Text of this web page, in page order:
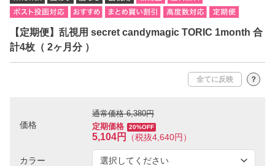
【定期便】乱視用 secret candymagic TORIC 1month 合
計4枚（ 2ヶ月分 ）
全てに反映 ？
価格
通常価格 6,380円
定期価格
20%OFF
5,104円 （税抜4,640円）
カラー